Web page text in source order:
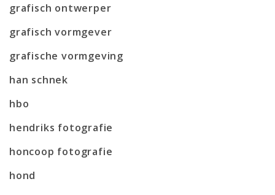
grafisch ontwerper
grafisch vormgever
grafische vormgeving
han schnek
hbo
hendriks fotografie
honcoop fotografie
hond